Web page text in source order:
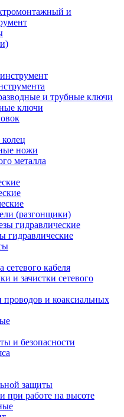
и
и трубные ключи
ключи
ножи
металла
(разгонщики)
гидравлические
гидравлические
кабеля
и зачистки сетевого
проводов и коаксиальных
и безопасности
защиты
при работе на высоте